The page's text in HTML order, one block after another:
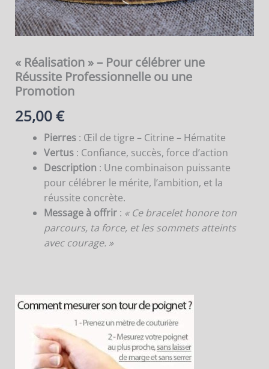
« Réalisation » – Pour célébrer une
Réussite Professionnelle ou une
Promotion
25,00€
Pierres: Œil de tigre – Citrine – Hématite
Vertus: Confiance, succès, force d’action
Description : Une combinaison puissante
pour célébrer le mérite, l’ambition, et la
réussite concrète.
Message à offrir: « Ce bracelet honore ton
parcours, ta force, et les sommets atteints
avec courage. »